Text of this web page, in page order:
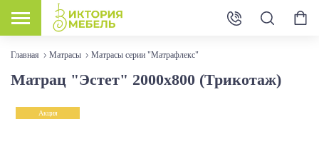
Главная Матрасы Матрасы серии "Матрафлекс"
Матрац "Эстет" 2000х800 (Трикотаж)
Акция